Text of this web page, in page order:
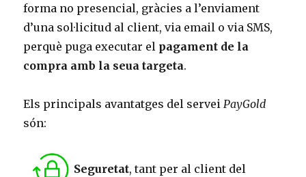
forma no presencial, gràcies a l’enviament
d’una sol·licitud al client, via email o via SMS,
perquè puga executar el pagament de la
compra amb la seua targeta.
Els principals avantatges del servei PayGold
són:
Seguretat, tant per al client del